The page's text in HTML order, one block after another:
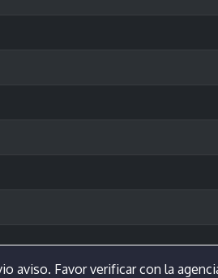
aviso. Favor verificar con la